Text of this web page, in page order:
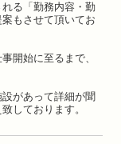
る「勤務内容・勤
もさせて頂いてお
開始に至るまで、
があって詳細が聞
しております。